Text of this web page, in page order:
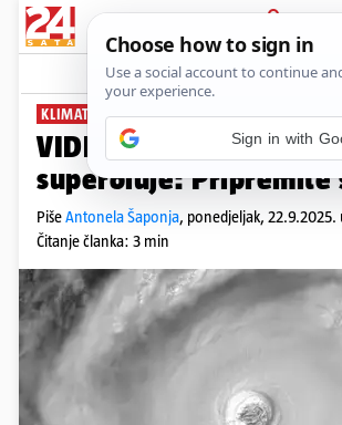
PRIJAVA
News
KLIMATSKA ZVIJER
VIDEO Milijuni ljudi na
superoluje: Pripremite
PišeAntonela Šaponja, ponedjeljak, 22.9.2025.
Čitanje članka: 3 min